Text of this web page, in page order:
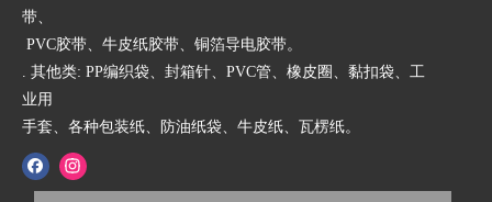
带、
PVC胶带、牛皮纸胶带、铜箔导电胶带。
. 其他类: PP编织袋、封箱针、PVC管、橡皮圈、黏扣袋、工
业用
手套、各种包装纸、防油纸袋、牛皮纸、瓦楞纸。